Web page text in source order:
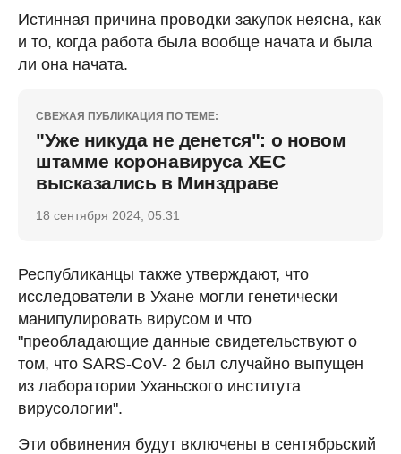
Истинная причина проводки закупок неясна, как
и то, когда работа была вообще начата и была
ли она начата.
СВЕЖАЯ ПУБЛИКАЦИЯ ПО ТЕМЕ:
"Уже никуда не денется": о новом
штамме коронавируса ХЕС
высказались в Минздраве
18 сентября 2024, 05:31
Республиканцы также утверждают, что
исследователи в Ухане могли генетически
манипулировать вирусом и что
"преобладающие данные свидетельствуют о
том, что SARS-CoV- 2 был случайно выпущен
из лаборатории Уханьского института
вирусологии".
Эти обвинения будут включены в сентябрьский